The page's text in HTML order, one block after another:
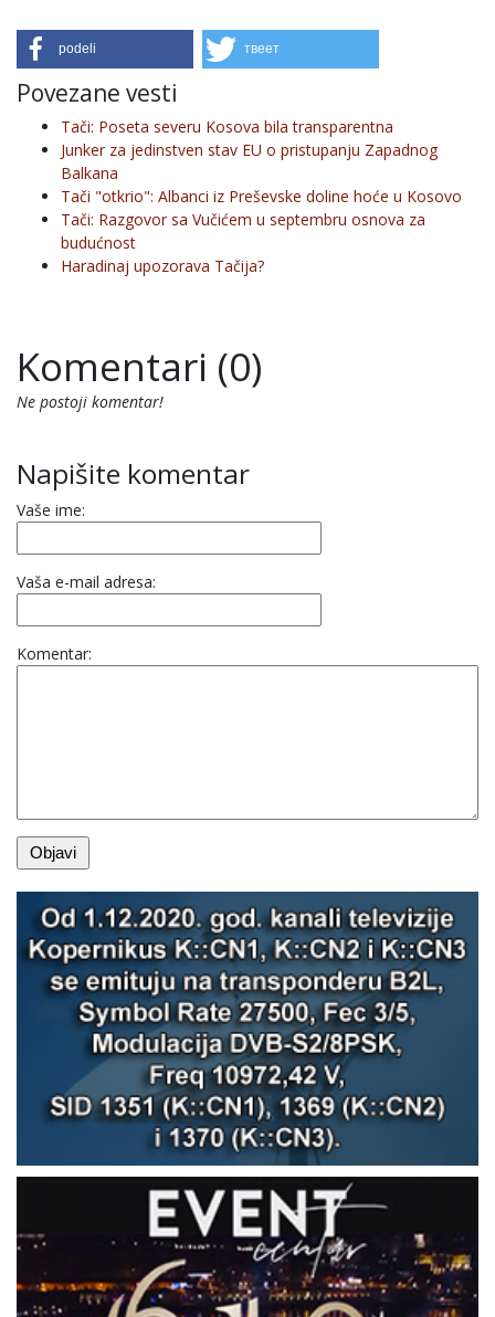
podeli твеет
Povezane vesti
Tači: Poseta severu Kosova bila transparentna
Junker za jedinstven stav EU o pristupanju Zapadnog
Balkana
Tači "otkrio": Albanci iz Preševske doline hoće u Kosovo
Tači: Razgovor sa Vučićem u septembru osnova za
budućnost
Haradinaj upozorava Tačija?
Komentari (0)
Ne postoji komentar!
Napišite komentar
Vaše ime:
Vaša e-mail adresa:
Komentar: